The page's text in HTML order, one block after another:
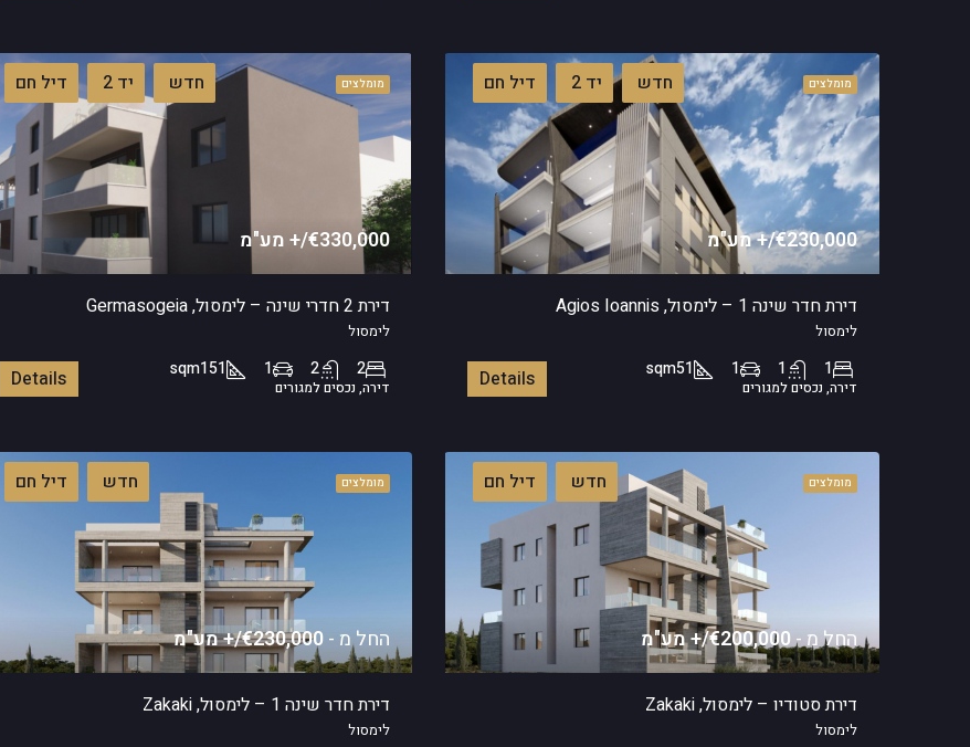
מומלצים חדש יד 2 דיל חם
€230,000/+ מע"מ
דירת חדר שינה 1 – לימסול, Agios Ioannis
לימסול
1
1
1
51
sqm
דירה, נכסים למגורים Details
מומלצים חדש יד 2 דיל חם
€330,000/+ מע"מ
דירת 2 חדרי שינה – לימסול, Germasogeia
לימסול
2
2
1
151
sqm
דירה, נכסים למגורים Details
מומלצים חדש דיל חם
החל מ -€200,000/+ מע"מ
דירת סטודיו – לימסול, Zakaki
לימסול
מומלצים חדש דיל חם
החל מ -€230,000/+ מע"מ
דירת חדר שינה 1 – לימסול, Zakaki
לימסול